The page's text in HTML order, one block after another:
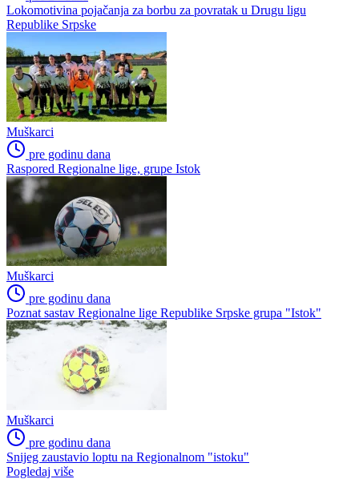
Lokomotivina pojačanja za borbu za povratak u Drugu ligu
Republike Srpske
Muškarci
pre godinu dana
Raspored Regionalne lige, grupe Istok
Muškarci
pre godinu dana
Poznat sastav Regionalne lige Republike Srpske grupa "Istok"
Muškarci
pre godinu dana
Snijeg zaustavio loptu na Regionalnom "istoku"
Pogledaj više